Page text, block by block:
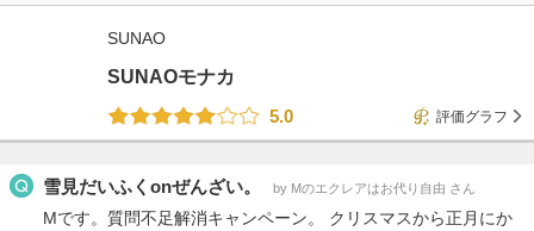
SUNAO
SUNAOモナカ
5.0
評価グラフ
雪見だいふくonぜんざい。 by Mのエクレアはお代り自由 さん
Mです。質問不足解消キャンペーン。 クリスマスから正月にか